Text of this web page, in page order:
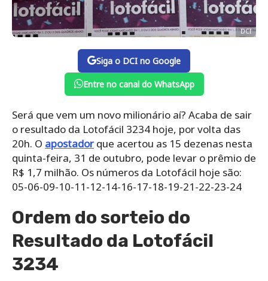
DCI
Siga o DCI no Google
Entre no canal do WhatsApp
Será que vem um novo milionário aí? Acaba de sair
o resultado da Lotofácil 3234 hoje, por volta das
20h. O apostador que acertou as 15 dezenas nesta
quinta-feira, 31 de outubro, pode levar o prêmio de
R$ 1,7 milhão. Os números da Lotofácil hoje são:
05-06-09-10-11-12-14-16-17-18-19-21-22-23-24
Ordem do sorteio do
Resultado da Lotofácil
3234